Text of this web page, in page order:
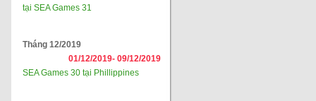
tại SEA Games 31
Tháng 12/2019
01/12/2019- 09/12/2019
SEA Games 30 tại Phillippines